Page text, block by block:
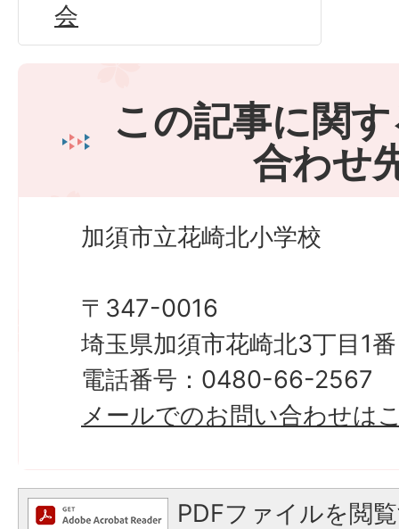
会
この記事に関
合わせ
加須市立花崎北小学校
〒347-0016
埼玉県加須市花崎北3丁目1番
電話番号：0480-66-2567
メールでのお問い合わせは
PDFファイルを閲